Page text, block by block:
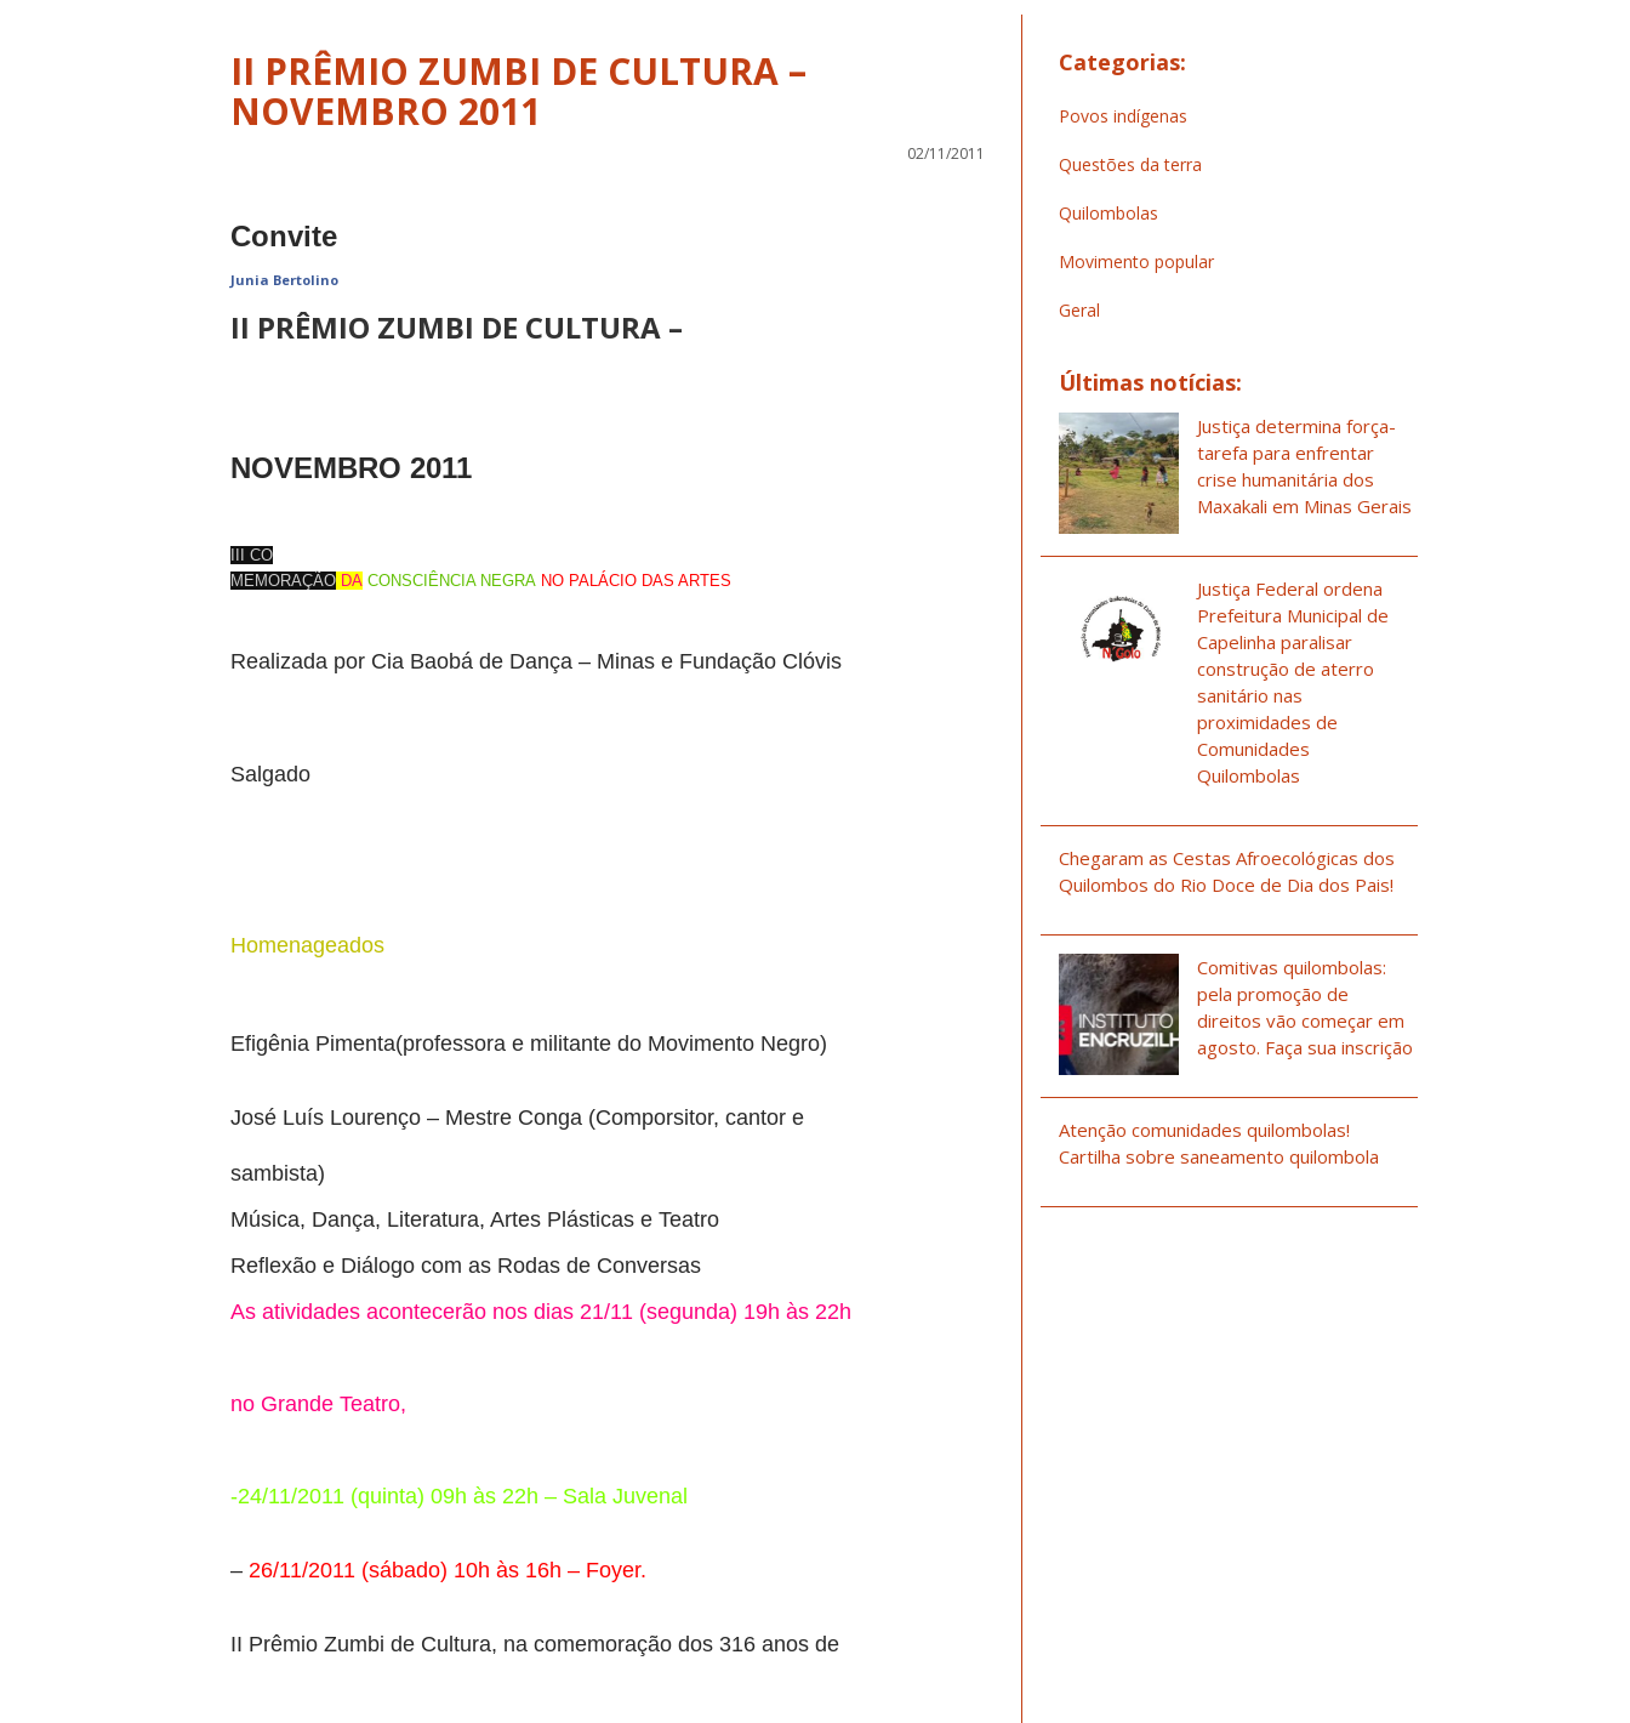
II PRÊMIO ZUMBI DE CULTURA –
02/11/2011
Convite
Junia Bertolino
II PRÊMIO ZUMBI DE CULTURA –
NOVEMBRO 2011
III CO
MEMORAÇÃO DA CONSCIÊNCIA NEGRA NO PALÁCIO DAS ARTES
Realizada por Cia Baobá de Dança – Minas e Fundação Clóvis
Salgado
Homenageados
Efigênia Pimenta(professora e militante do Movimento Negro)
José Luís Lourenço – Mestre Conga (Comporsitor, cantor e
sambista)
Música, Dança, Literatura, Artes Plásticas e Teatro
Reflexão e Diálogo com as Rodas de Conversas
As atividades acontecerão nos dias 21/11 (segunda) 19h às 22h
no Grande Teatro,
-24/11/2011 (quinta) 09h às 22h – Sala Juvenal
– 26/11/2011 (sábado) 10h às 16h – Foyer.
II Prêmio Zumbi de Cultura, na comemoração dos 316 anos de
Categorias:
Povos indígenas
Questões da terra
Quilombolas
Movimento popular
Geral
Últimas notícias:
Justiça determina força-
tarefa para enfrentar
crise humanitária dos
Maxakali em Minas Gerais
Justiça Federal ordena
Prefeitura Municipal de
Capelinha paralisar
construção de aterro
sanitário nas
proximidades de
Comunidades
Quilombolas
Chegaram as Cestas Afroecológicas dos
Quilombos do Rio Doce de Dia dos Pais!
Comitivas quilombolas:
pela promoção de
direitos vão começar em
agosto. Faça sua inscrição
Atenção comunidades quilombolas!
Cartilha sobre saneamento quilombola